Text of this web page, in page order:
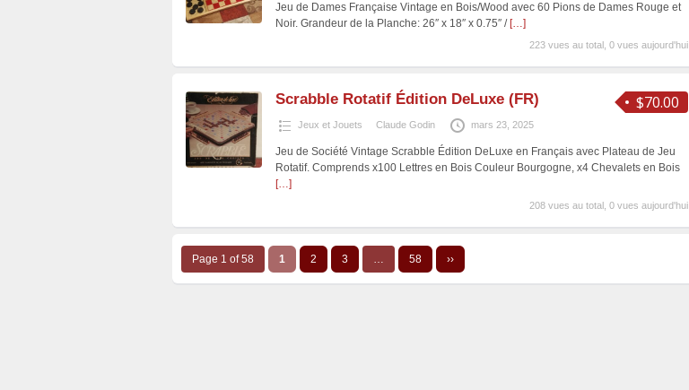
Jeu de Dames Française Vintage en Bois/Wood avec 60 Pions de Dames Rouge et
Noir. Grandeur de la Planche: 26″ x 18″ x 0.75″ / […]
223 vues au total, 0 vues aujourd'hui
$70.00
Scrabble Rotatif Édition DeLuxe (FR)
Jeux et Jouets Claude Godin mars 23, 2025
Jeu de Société Vintage Scrabble Édition DeLuxe en Français avec Plateau de Jeu
Rotatif. Comprends x100 Lettres en Bois Couleur Bourgogne, x4 Chevalets en Bois
[…]
208 vues au total, 0 vues aujourd'hui
Page 1 of 58 1 2 3 … 58 ››